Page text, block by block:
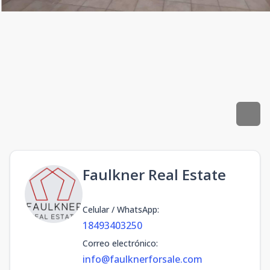
Faulkner Real Estate
Celular / WhatsApp:
18493403250
Correo electrónico:
info@faulknerforsale.com